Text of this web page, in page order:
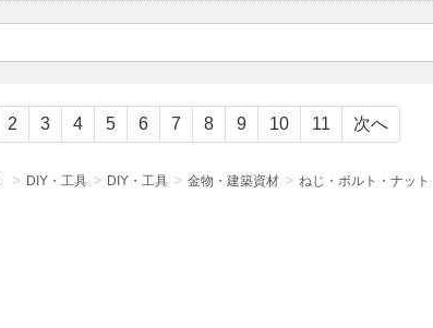
DIY・工具 DIY・工具 金物・建築資材 ねじ・ボルト・ナット
2 3 4 5 6 7 8 9 10 11 次へ